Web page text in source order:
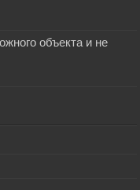
объекта и не